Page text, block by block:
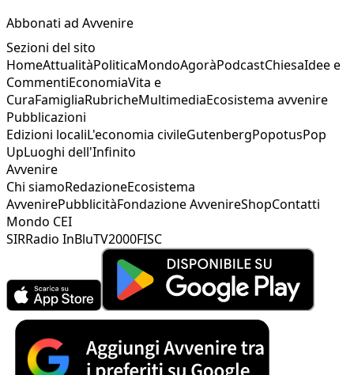
Abbonati ad Avvenire
Sezioni del sito
HomeAttualitàPoliticaMondoAgoràPodcastChiesaIdee e
CommentiEconomiaVita e
CuraFamigliaRubricheMultimediaEcosistema avvenire
Pubblicazioni
Edizioni localiL'economia civileGutenbergPopotusPop
UpLuoghi dell'Infinito
Avvenire
Chi siamoRedazioneEcosistema
AvvenirePubblicitàFondazione AvvenireShopContatti
Mondo CEI
SIRRadio InBluTV2000FISC